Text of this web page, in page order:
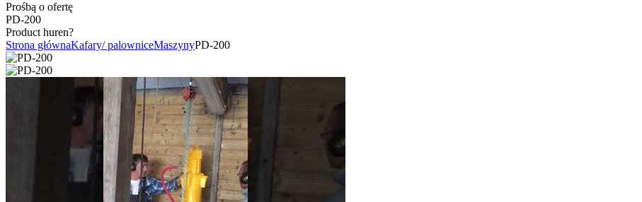
Prośbą o ofertę
PD-200
Product huren?
Strona głównaKafary/ palowniceMaszynyPD-200